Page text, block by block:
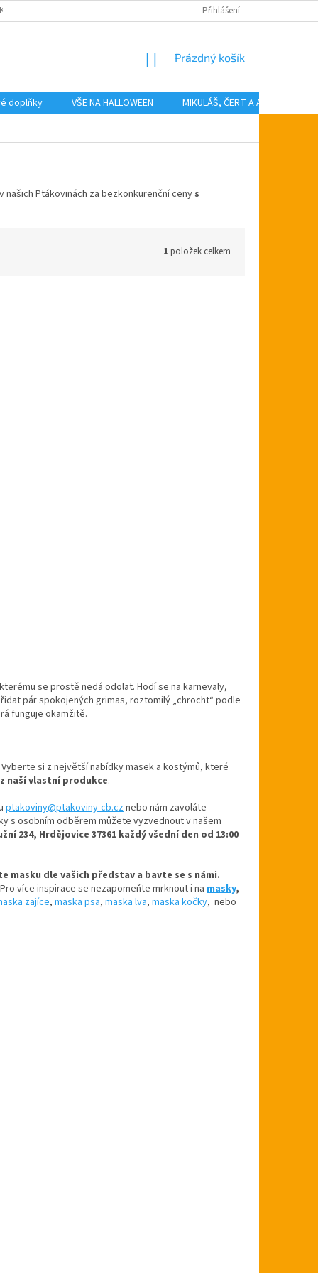
Přihlášení
NÁKUPNÍ
Prázdný košík
doplňky VŠE NA HALLOWEEN MIKULÁŠ, ČERT A ANDĚL
našich Ptákovinách za bezkonkurenční ceny s
1 položek celkem
se prostě nedá odolat. Hodí se na karnevaly,
pár spokojených grimas, roztomilý „chrocht“ podle
funguje okamžitě.
Vyberte si z největší nabídky masek a kostýmů, které
naší vlastní produkce.
ptakoviny@ptakoviny-cb.cznebo nám zavoláte
s osobním odběrem můžete vyzvednout v našem
234, Hrdějovice 37361 každý všední den od 13:00
dle vašich představ a bavte se s námi.
více inspirace se nezapomeňte mrknout i na masky,
zajíce, maska psa, maska lva, maska kočky, nebo